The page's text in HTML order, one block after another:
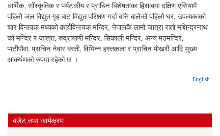
धार्मिक, साँस्कृतिक र पर्यटकीय र प्राचिन बिशेषताका हिसाबमा दक्षिण एसियामै
पहिलो जल विद्युत गृह बाट विद्युत परिक्षण गर्दा बत्ति बालेको पहिलो घर, उपत्यकाको
चार विनायक मध्यको कार्यविनायक मन्दिर, नेपालकै लामो जात्रा रातो मक्षिन्द्रनाथ
को मन्दिर र जात्रा, रुद्रायाणी मन्दिर, सिकाली मन्दिर, अन्य मठमन्दिर,
पाटीपौवा, प्राचिन नेवार बस्ती, विभिन्न हस्तकला र प्राचिन पोखरी आदि मुख्य
आकर्षणको रुपमा रहेको छ ।
English
बजेट तथा कार्यक्रम